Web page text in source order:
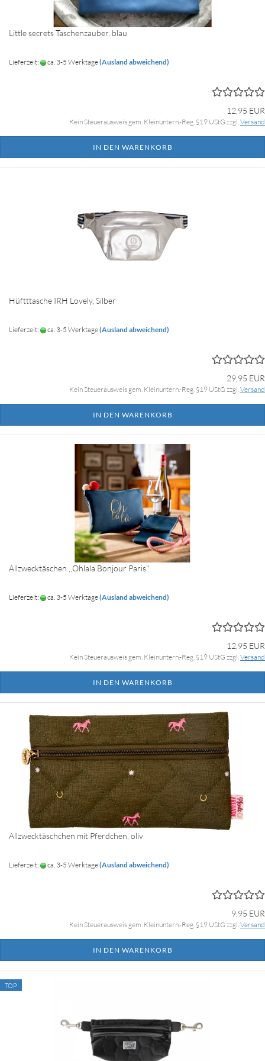
Little secrets Taschenzauber, blau
Lieferzeit: ca. 3-5 Werktage(Ausland abweichend)
12,95 EUR
Kein Steuerausweis gem. Kleinuntern.-Reg. §19 UStG zzgl.Versand
IN DEN WARENKORB
Hüftttasche IRH Lovely, Silber
Lieferzeit: ca. 3-5 Werktage(Ausland abweichend)
29,95 EUR
Kein Steuerausweis gem. Kleinuntern.-Reg. §19 UStG zzgl.Versand
IN DEN WARENKORB
Allzwecktäschen ,,Ohlala Bonjour Paris''
Lieferzeit: ca. 3-5 Werktage(Ausland abweichend)
12,95 EUR
Kein Steuerausweis gem. Kleinuntern.-Reg. §19 UStG zzgl.Versand
IN DEN WARENKORB
Allzwecktäschchen mit Pferdchen, oliv
Lieferzeit: ca. 3-5 Werktage(Ausland abweichend)
9,95 EUR
Kein Steuerausweis gem. Kleinuntern.-Reg. §19 UStG zzgl.Versand
IN DEN WARENKORB
TOP